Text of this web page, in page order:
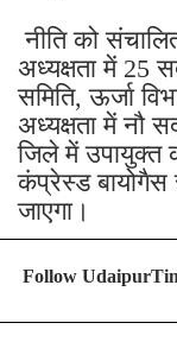
नीति को
अध्यक्षता में 25
समिति, ऊर्जा
अध्यक्षता में नौ
जिले में उपायुक्त
कंप्रेस्ड बायोगैस
जाएगा।
Follow